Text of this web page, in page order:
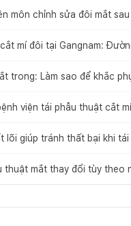
môn chỉnh sửa đôi mắt
mí đôi tại Gangnam:
trong: Làm sao để khắc
viện tái phẫu thuật cắt
lõi giúp tránh thất bại khi
thuật mắt thay đổi tùy theo